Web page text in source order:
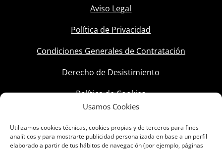
Usamos Cookies
Utilizamos cookies técnicas, cookies propias y de terceros para fines
analíticos y para mostrarte publicidad personalizada en base a un perfil
elaborado a partir de tus hábitos de navegación (por ejemplo, páginas
Aviso Legal
Política de Privacidad
Condiciones Generales de Contratación
Derecho de Desistimiento
Política de Cookies